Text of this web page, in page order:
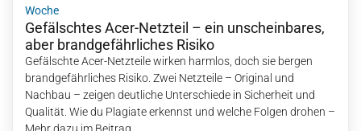
Gefälschtes Acer-Netzteil – ein unscheinbares,
aber brandgefährliches Risiko
Gefälschte Acer-Netzteile wirken harmlos, doch sie bergen
brandgefährliches Risiko. Zwei Netzteile – Original und
Nachbau – zeigen deutliche Unterschiede in Sicherheit und
Qualität. Wie du Plagiate erkennst und welche Folgen drohen –
Mehr dazu im Beitrag